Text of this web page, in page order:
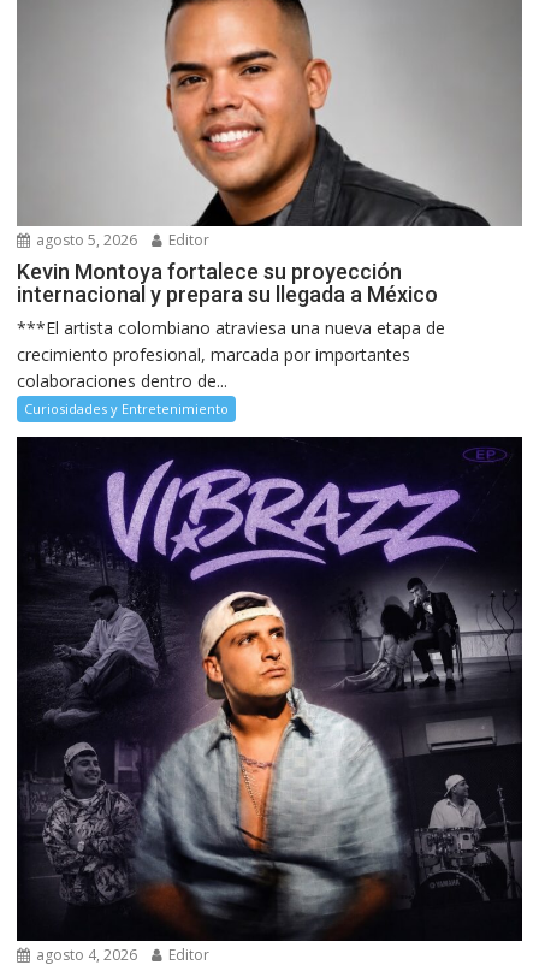
agosto 5, 2026 Editor
Kevin Montoya fortalece su proyección
internacional y prepara su llegada a México
***El artista colombiano atraviesa una nueva etapa de
crecimiento profesional, marcada por importantes
colaboraciones dentro de...
Curiosidades y Entretenimiento
agosto 4, 2026 Editor